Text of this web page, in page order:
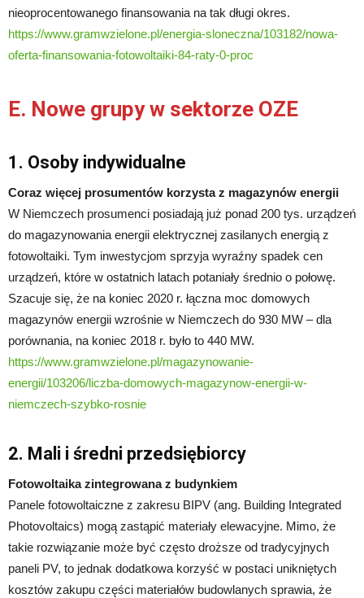
nieoprocentowanego finansowania na tak długi okres.
https://www.gramwzielone.pl/energia-sloneczna/103182/nowa-
oferta-finansowania-fotowoltaiki-84-raty-0-proc
E. Nowe grupy w sektorze OZE
1. Osoby indywidualne
Coraz więcej prosumentów korzysta z magazynów energii
W Niemczech prosumenci posiadają już ponad 200 tys. urządzeń
do magazynowania energii elektrycznej zasilanych energią z
fotowoltaiki. Tym inwestycjom sprzyja wyraźny spadek cen
urządzeń, które w ostatnich latach potaniały średnio o połowę.
Szacuje się, że na koniec 2020 r. łączna moc domowych
magazynów energii wzrośnie w Niemczech do 930 MW – dla
porównania, na koniec 2018 r. było to 440 MW.
https://www.gramwzielone.pl/magazynowanie-
energii/103206/liczba-domowych-magazynow-energii-w-
niemczech-szybko-rosnie
2. Mali i średni przedsiębiorcy
Fotowoltaika zintegrowana z budynkiem
Panele fotowoltaiczne z zakresu BIPV (ang. Building Integrated
Photovoltaics) mogą zastąpić materiały elewacyjne. Mimo, że
takie rozwiązanie może być często droższe od tradycyjnych
paneli PV, to jednak dodatkowa korzyść w postaci unikniętych
kosztów zakupu części materiałów budowlanych sprawia, że